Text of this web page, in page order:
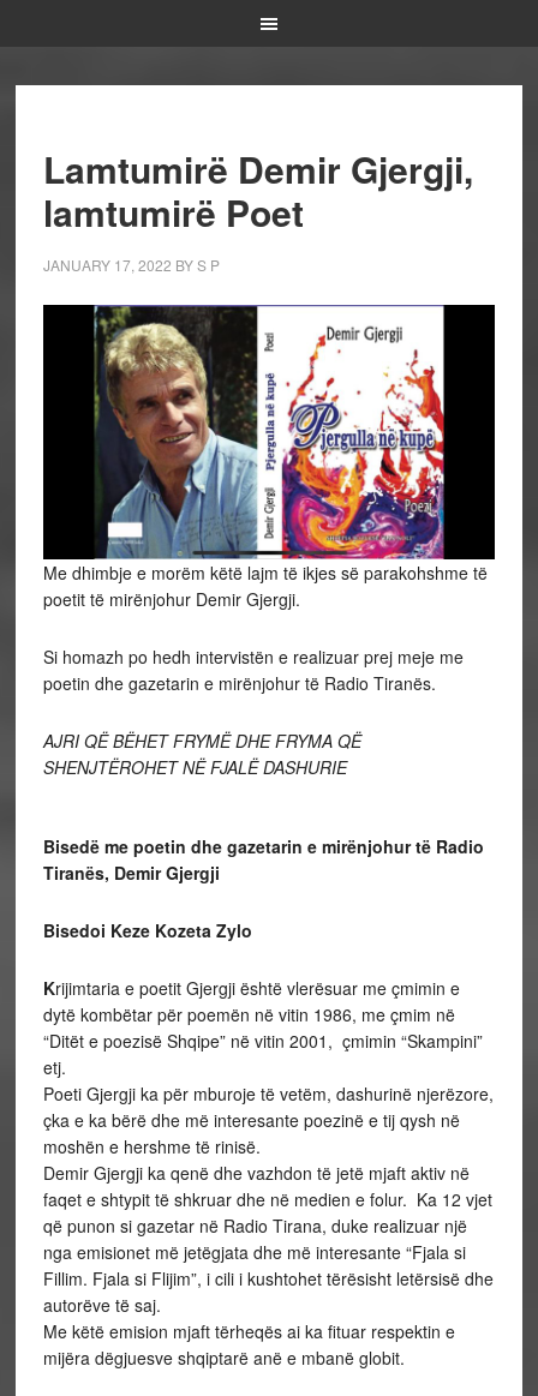
Lamtumirë Demir Gjergji,
lamtumirë Poet
JANUARY 17, 2022 BYS P
Me dhimbje e morëm këtë lajm të ikjes së parakohshme të
poetit të mirënjohur Demir Gjergji.
Si homazh po hedh intervistën e realizuar prej meje me
poetin dhe gazetarin e mirënjohur të Radio Tiranës.
AJRI QË BËHET FRYMË DHE FRYMA QË
SHENJTËROHET NË FJALË DASHURIE
Bisedë me poetin dhe gazetarin e mirënjohur të Radio
Tiranës, Demir Gjergji
Bisedoi Keze Kozeta Zylo
Krijimtaria e poetit Gjergji është vlerësuar me çmimin e
dytë kombëtar për poemën në vitin 1986, me çmim në
“Ditët e poezisë Shqipe” në vitin 2001, çmimin “Skampini”
etj.
Poeti Gjergji ka për mburoje të vetëm, dashurinë njerëzore,
çka e ka bërë dhe më interesante poezinë e tij qysh në
moshën e hershme të rinisë.
Demir Gjergji ka qenë dhe vazhdon të jetë mjaft aktiv në
faqet e shtypit të shkruar dhe në medien e folur. Ka 12 vjet
që punon si gazetar në Radio Tirana, duke realizuar një
nga emisionet më jetëgjata dhe më interesante “Fjala si
Fillim. Fjala si Flijim”, i cili i kushtohet tërësisht letërsisë dhe
autorëve të saj.
Me këtë emision mjaft tërheqës ai ka fituar respektin e
mijëra dëgjuesve shqiptarë anë e mbanë globit.